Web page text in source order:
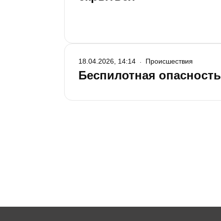
Беспилотная
18.04.2026, 14:14 Происшествия